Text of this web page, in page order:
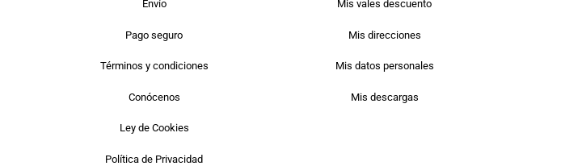
Envío
Pago seguro
Términos y condiciones
Conócenos
Ley de Cookies
Política de Privacidad
Mis vales descuento
Mis direcciones
Mis datos personales
Mis descargas